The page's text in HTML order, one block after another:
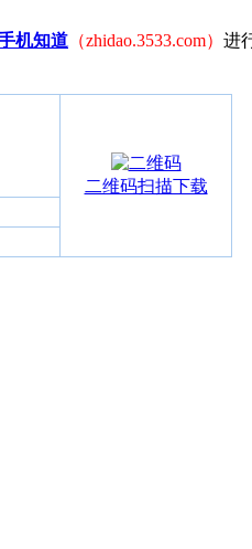
机知道 （zhidao.3533.com） 进
二维码扫描下载